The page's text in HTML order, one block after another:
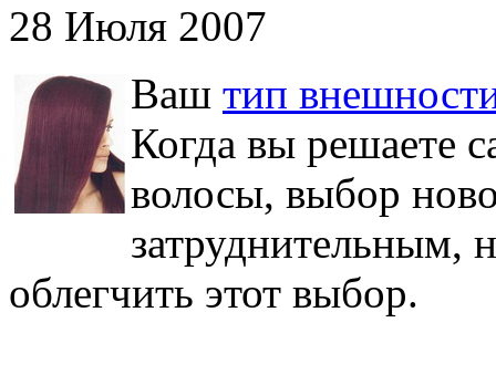
28 Июля 2007
Ваш тип
Когда вы решаете
волосы, выбор
затруднительным,
облегчить этот выбор.